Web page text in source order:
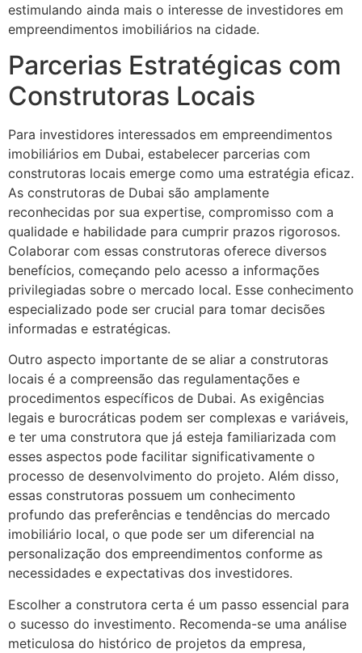
estimulando ainda mais o interesse de investidores em
empreendimentos imobiliários na cidade.
Parcerias Estratégicas com
Construtoras Locais
Para investidores interessados em empreendimentos
imobiliários em Dubai, estabelecer parcerias com
construtoras locais emerge como uma estratégia eficaz.
As construtoras de Dubai são amplamente
reconhecidas por sua expertise, compromisso com a
qualidade e habilidade para cumprir prazos rigorosos.
Colaborar com essas construtoras oferece diversos
benefícios, começando pelo acesso a informações
privilegiadas sobre o mercado local. Esse conhecimento
especializado pode ser crucial para tomar decisões
informadas e estratégicas.
Outro aspecto importante de se aliar a construtoras
locais é a compreensão das regulamentações e
procedimentos específicos de Dubai. As exigências
legais e burocráticas podem ser complexas e variáveis,
e ter uma construtora que já esteja familiarizada com
esses aspectos pode facilitar significativamente o
processo de desenvolvimento do projeto. Além disso,
essas construtoras possuem um conhecimento
profundo das preferências e tendências do mercado
imobiliário local, o que pode ser um diferencial na
personalização dos empreendimentos conforme as
necessidades e expectativas dos investidores.
Escolher a construtora certa é um passo essencial para
o sucesso do investimento. Recomenda-se uma análise
meticulosa do histórico de projetos da empresa,